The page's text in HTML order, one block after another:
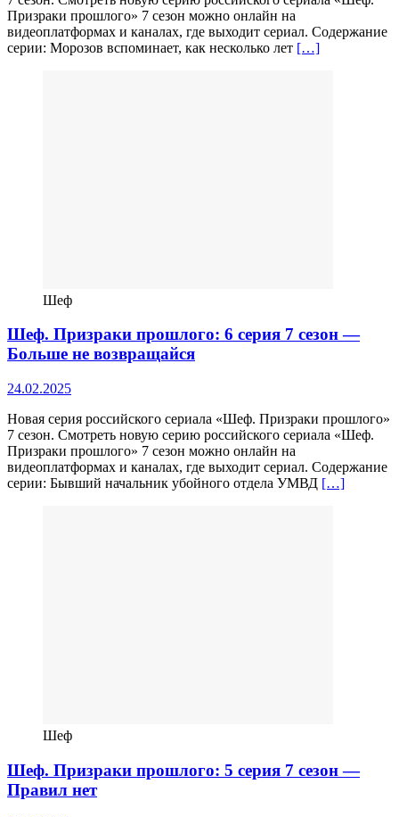
Призраки прошлого» 7 сезон можно онлайн на
видеоплатформах и каналах, где выходит сериал. Содержание
серии: Морозов вспоминает, как несколько лет […]
Шеф
Шеф. Призраки прошлого: 6 серия 7 сезон —
Больше не возвращайся
24.02.2025
Новая серия российского сериала «Шеф. Призраки прошлого»
7 сезон. Смотреть новую серию российского сериала «Шеф.
Призраки прошлого» 7 сезон можно онлайн на
видеоплатформах и каналах, где выходит сериал. Содержание
серии: Бывший начальник убойного отдела УМВД […]
Шеф
Шеф. Призраки прошлого: 5 серия 7 сезон —
Правил нет